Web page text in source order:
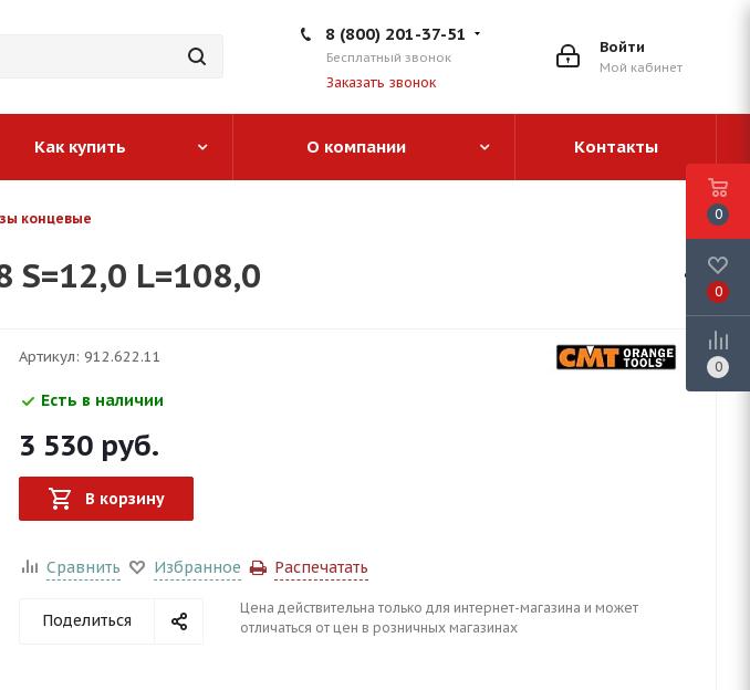
Войти
Мой кабинет
8 (800) 201-37-51
Бесплатный звонок
Заказать звонок
Как купить О компании Контакты
концевые
S=12,0 L=108,0
Артикул: 912.622.11
Есть в наличии
3 530 руб.
В корзину
Сравнить Избранное Распечатать
Поделиться
Цена действительна только для интернет-магазина и может
отличаться от цен в розничных магазинах
0
0
0